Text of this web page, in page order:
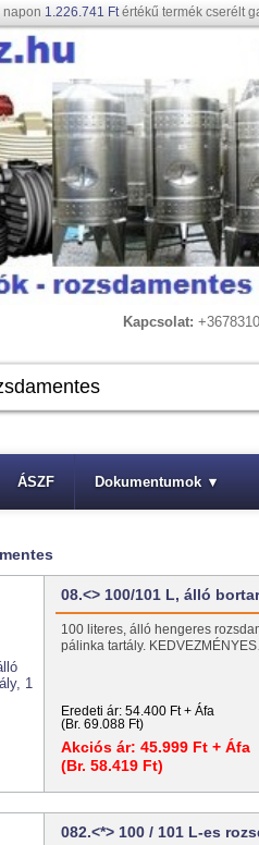
napon 1.226.741 Ftértékű termék cserélt
Kapcsolat:
ÁSZF Dokumentumok ▾
08.<> 100/101 L, álló
100 literes, álló hengeres
pálinka tartály.
Eredeti ár: 54.400 Ft + Áfa
(Br. 69.088 Ft)
Akciós ár: 45.999 Ft + Áfa
(Br. 58.419 Ft)
082.<*> 100 / 101 L-es